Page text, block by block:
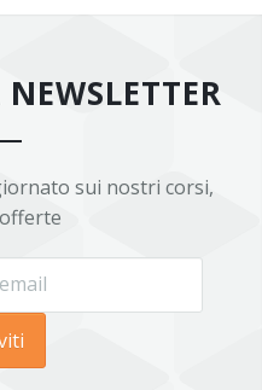
sui nostri corsi,